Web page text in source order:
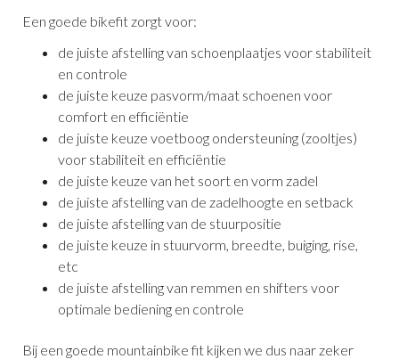
Een goede bikefit zorgt voor:
de juiste afstelling van schoenplaatjes voor stabiliteit
en controle
de juiste keuze pasvorm/maat schoenen voor
comfort en efficiëntie
de juiste keuze voetboog ondersteuning (zooltjes)
voor stabiliteit en efficiëntie
de juiste keuze van het soort en vorm zadel
de juiste afstelling van de zadelhoogte en setback
de juiste afstelling van de stuurpositie
de juiste keuze in stuurvorm, breedte, buiging, rise,
etc
de juiste afstelling van remmen en shifters voor
optimale bediening en controle
Bij een goede mountainbike fit kijken we dus naar zeker